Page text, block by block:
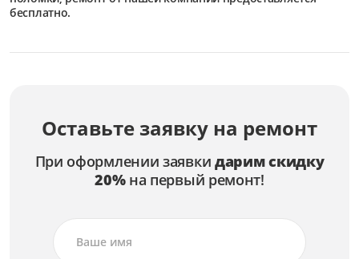
бесплатно.
Оставьте заявку на ремонт
При оформлении заявки дарим скидку
20%на первый ремонт!